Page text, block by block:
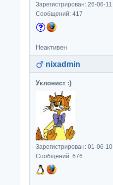
Зарегистрирован: 26-06-11
Сообщений: 417
Неактивен
nixadmin
Уклонист :)
Зарегистрирован: 01-06-10
Сообщений: 676